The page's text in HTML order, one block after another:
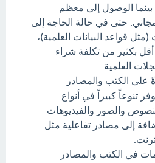
الوصول إلى معظم
حتى في حالة الحاجة إلى
قواعد البيانات العلمية)،
أقل بكثير من تكلفة شراء
العلمية.
على الكتب والمصادر
تنوعاً كبيراً في أنواع
والصور والفيديوهات
إلى مصادر تفاعلية مثل
في الكتب والمصادر